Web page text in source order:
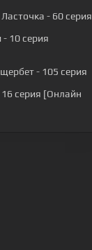
- 60 серия
- 10 серия
- 105 серия
16 серия [Онлайн